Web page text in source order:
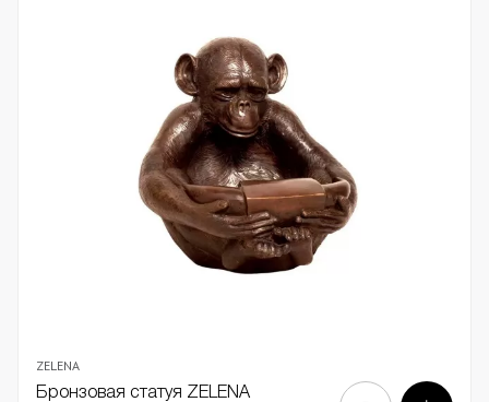
ZELENA
Бронзовая статуя ZELENA